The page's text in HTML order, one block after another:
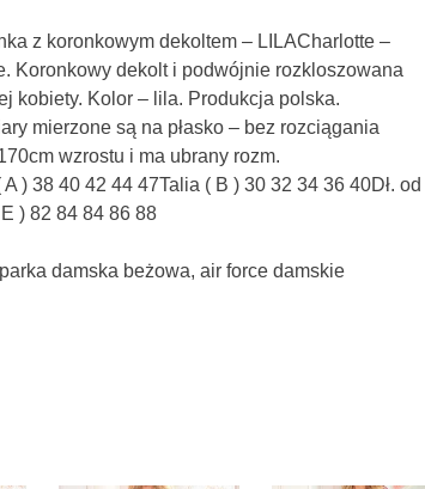
z koronkowym dekoltem – LILACharlotte –
Koronkowy dekolt i podwójnie rozkloszowana
kobiety. Kolor – lila. Produkcja polska.
mierzone są na płasko – bez rozciągania
wzrostu i ma ubrany rozm.
) 38 40 42 44 47Talia ( B ) 30 32 34 36 40Dł. od
) 82 84 84 86 88
damska beżowa, air force damskie